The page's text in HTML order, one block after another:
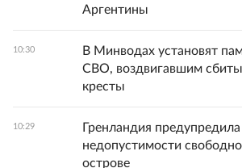
Аргентины
10:30
В Минводах установят
СВО, воздвигавшим
кресты
10:29
Гренландия
недопустимости
острове